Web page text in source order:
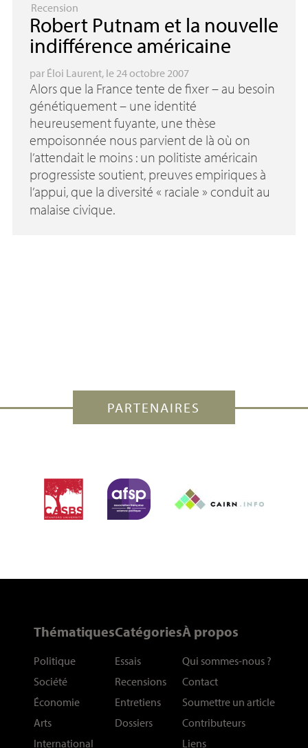
Recension
Robert Putnam et la nouvelle
indifférence américaine
par Éloi Laurent, le 24 octobre 2007
Alors que la France tente de fixer – au besoin
génétiquement – une identité
heureusement fuyante, une thèse
empoisonnée nous parvient de là où on
l’attendait le moins : un politiste américain
progressiste soutient, preuves empiriques à
l’appui, que la diversité « raciale » conduit au
malaise civique.
PARTENAIRES
Thématiques
Politique
Société
Économie
Arts
International
Catégories
Essais
Recensions
Entretiens
Dossiers
À propos
Qui sommes-nous ?
Contact
Soumettre un article
Contributeurs
Liens